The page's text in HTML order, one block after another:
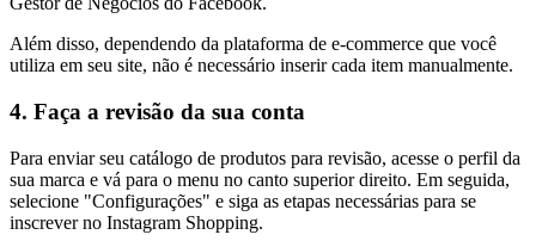
Além disso, dependendo da plataforma de e-commerce que você
utiliza em seu site, não é necessário inserir cada item manualmente.
4. Faça a revisão da sua conta
Para enviar seu catálogo de produtos para revisão, acesse o perfil da
sua marca e vá para o menu no canto superior direito. Em seguida,
selecione "Configurações" e siga as etapas necessárias para se
inscrever no Instagram Shopping.